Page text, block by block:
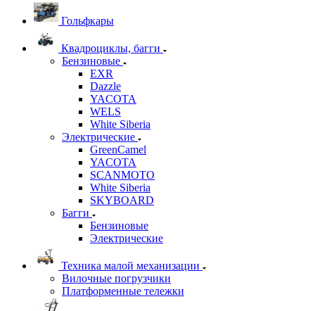
Гольфкары
Квадроциклы, багги
Бензиновые
EXR
Dazzle
YACOTA
WELS
White Siberia
Электрические
GreenCamel
YACOTA
SCANMOTO
White Siberia
SKYBOARD
Багги
Бензиновые
Электрические
Техника малой механизации
Вилочные погрузчики
Платформенные тележки